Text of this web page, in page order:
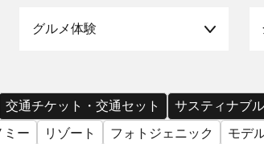
グルメ体験
交通チケット・交通セット サスティナブル
ミー リゾート フォトジェニック モデ